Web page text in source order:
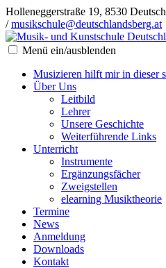
Holleneggerstraße 19, 8530
/musikschule@deutschlandsberg.at
Menü ein/ausblenden
Musizieren hilft mir in dieser
Über Uns
Leitbild
Lehrer
Unsere Geschichte
Weiterführende Links
Unterricht
Instrumente
Ergänzungsfächer
Zweigstellen
elearning Musiktheorie
Termine
News
Anmeldung
Downloads
Kontakt